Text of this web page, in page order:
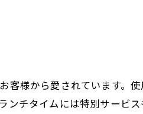
客様から愛されています。
ンチタイムには特別サービ